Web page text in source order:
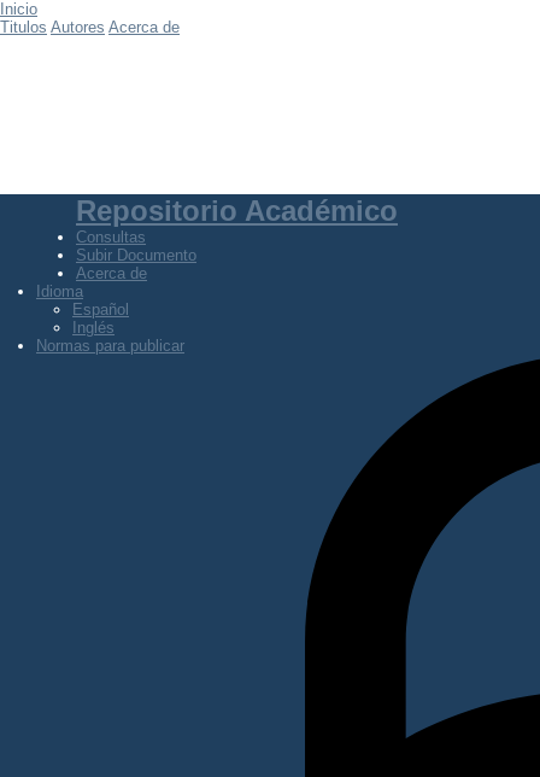
Inicio
Titulos Autores Acerca de
Repositorio Académico
Consultas
Subir Documento
Acerca de
Idioma
Español
Inglés
Normas para publicar